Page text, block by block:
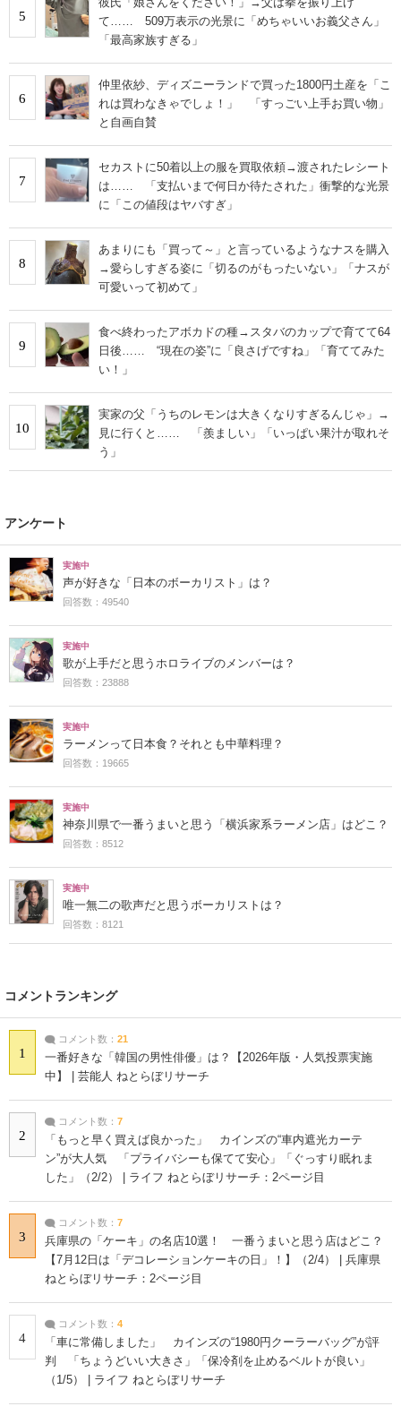
5
て…… 509万表示の光景に「めちゃいいお義父さん」
「最高家族すぎる」
6
仲里依紗、ディズニーランドで買った1800円土産を「こ
れは買わなきゃでしょ！」 「すっごい上手お買い物」
と自画自賛
7
セカストに50着以上の服を買取依頼→渡されたレシート
は…… 「支払いまで何日か待たされた」衝撃的な光景
に「この値段はヤバすぎ」
8
あまりにも「買って～」と言っているようなナスを購入
→愛らしすぎる姿に「切るのがもったいない」「ナスが
可愛いって初めて」
9
食べ終わったアボカドの種→スタバのカップで育てて64
日後…… “現在の姿”に「良さげですね」「育ててみた
い！」
10
実家の父「うちのレモンは大きくなりすぎるんじゃ」→
見に行くと…… 「羨ましい」「いっぱい果汁が取れそ
う」
アンケート
実施中
声が好きな「日本のボーカリスト」は？
回答数：49540
実施中
歌が上手だと思うホロライブのメンバーは？
回答数：23888
実施中
ラーメンって日本食？それとも中華料理？
回答数：19665
実施中
神奈川県で一番うまいと思う「横浜家系ラーメン店」はどこ？
回答数：8512
実施中
唯一無二の歌声だと思うボーカリストは？
回答数：8121
コメントランキング
1
コメント数： 21
一番好きな「韓国の男性俳優」は？【2026年版・人気投票実施
中】 | 芸能人 ねとらぼリサーチ
2
コメント数： 7
「もっと早く買えば良かった」 カインズの“車内遮光カーテ
ン”が大人気 「プライバシーも保てて安心」「ぐっすり眠れま
した」（2/2） | ライフ ねとらぼリサーチ：2ページ目
3
コメント数： 7
兵庫県の「ケーキ」の名店10選！ 一番うまいと思う店はどこ？
【7月12日は「デコレーションケーキの日」！】（2/4） | 兵庫県
ねとらぼリサーチ：2ページ目
4
コメント数： 4
「車に常備しました」 カインズの“1980円クーラーバッグ”が評
判 「ちょうどいい大きさ」「保冷剤を止めるベルトが良い」
（1/5） | ライフ ねとらぼリサーチ